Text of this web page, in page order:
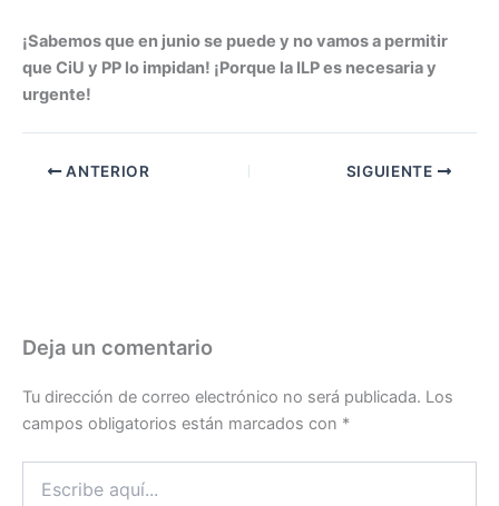
¡Sabemos que en junio se puede y no vamos a permitir
que CiU y PP lo impidan! ¡Porque la ILP es necesaria y
urgente!
ANTERIOR SIGUIENTE
Deja un comentario
Tu dirección de correo electrónico no será publicada. Los
campos obligatorios están marcados con *
aquí...